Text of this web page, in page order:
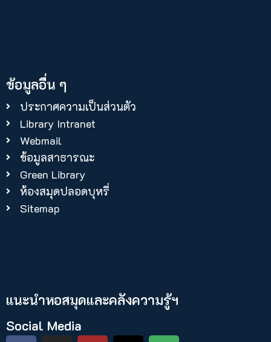
ข้อมูลอื่น ๆ
ประกาศความเป็นส่วนตัว
Library Intranet
Webmail
ข้อมูลสาธารณะ
Green Library
ห้องสมุดปลอดบุหรี่
Sitemap
แนะนำหอสมุดและคลังความรู้ฯ​
Social Media